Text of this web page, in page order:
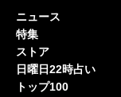
ニュース
特集
ストア
日曜日22時占い
トップ100